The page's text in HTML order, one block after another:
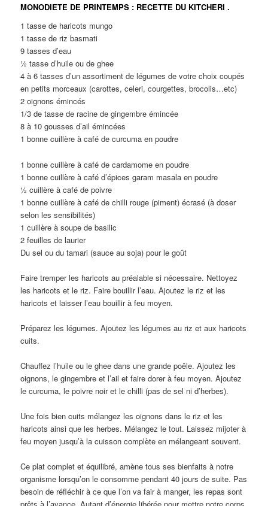
MONODIETE DE PRINTEMPS : RECETTE DU KITCHERI .
1 tasse de haricots mungo
1 tasse de riz basmati
9 tasses d’eau
½ tasse d’huile ou de ghee
4 à 6 tasses d’un assortiment de légumes de votre choix coupés
en petits morceaux (carottes, celeri, courgettes, brocolis…etc)
2 oignons émincés
1/3 de tasse de racine de gingembre émincée
8 à 10 gousses d’ail émincées
1 bonne cuillère à café de curcuma en poudre
1 bonne cuillère à café de cardamome en poudre
1 bonne cuillère à café d’épices garam masala en poudre
½ cuillère à café de poivre
1 bonne cuillère à café de chilli rouge (piment) écrasé (à doser
selon les sensibilités)
1 cuillère à soupe de basilic
2 feuilles de laurier
Du sel ou du tamari (sauce au soja) pour le goût
Faire tremper les haricots au préalable si nécessaire. Nettoyez
les haricots et le riz. Faire bouillir l’eau. Ajoutez le riz et les
haricots et laisser l’eau bouillir à feu moyen.
Préparez les légumes. Ajoutez les légumes au riz et aux haricots
cuits.
Chauffez l’huile ou le ghee dans une grande poêle. Ajoutez les
oignons, le gingembre et l’ail et faire dorer à feu moyen. Ajoutez
le curcuma, le poivre noir et le chilli (pas de sel ni d’herbes).
Une fois bien cuits mélangez les oignons dans le riz et les
haricots ainsi que les herbes. Mélangez le tout. Laissez mijoter à
feu moyen jusqu’à la cuisson complète en mélangeant souvent.
Ce plat complet et équilibré, amène tous ses bienfaits à notre
organisme lorsqu’on le consomme pendant 40 jours de suite. Pas
besoin de réfléchir à ce que l’on va fair à manger, les repas sont